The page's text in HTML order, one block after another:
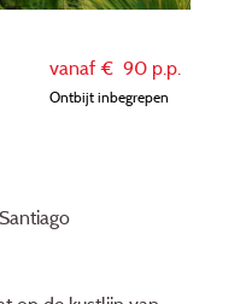
vanaf € 90 p.p.
Ontbijt inbegrepen